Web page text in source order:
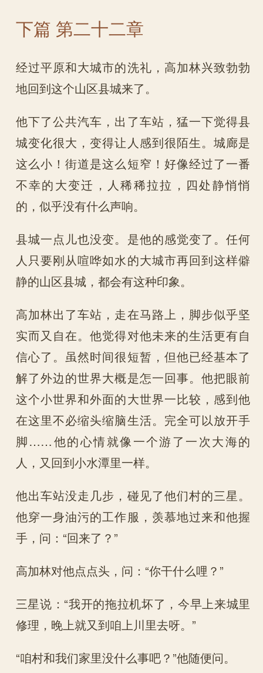
下篇 第二十二章
经过平原和大城市的洗礼，高加林兴致勃勃
地回到这个山区县城来了。
他下了公共汽车，出了车站，猛一下觉得县
城变化很大，变得让人感到很陌生。城廊是
这么小！街道是这么短窄！好像经过了一番
不幸的大变迁，人稀稀拉拉，四处静悄悄
的，似乎没有什么声响。
县城一点儿也没变。是他的感觉变了。任何
人只要刚从喧哗如水的大城市再回到这样僻
静的山区县城，都会有这种印象。
高加林出了车站，走在马路上，脚步似乎坚
实而又自在。他觉得对他未来的生活更有自
信心了。虽然时间很短暂，但他已经基本了
解了外边的世界大概是怎一回事。他把眼前
这个小世界和外面的大世界一比较，感到他
在这里不必缩头缩脑生活。完全可以放开手
脚……他的心情就像一个游了一次大海的
人，又回到小水潭里一样。
他出车站没走几步，碰见了他们村的三星。
他穿一身油污的工作服，羡慕地过来和他握
手，问：“回来了？”
高加林对他点点头，问：“你干什么哩？”
三星说：“我开的拖拉机坏了，今早上来城里
修理，晚上就又到咱上川里去呀。”
“咱村和我们家里没什么事吧？”他随便问。